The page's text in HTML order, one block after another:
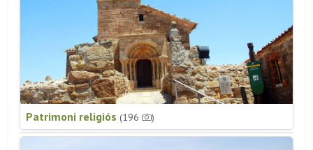
Patrimoni religiós (196 )